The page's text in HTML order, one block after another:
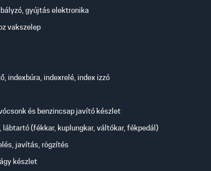
gyújtás elektronika
vakszelep
indexbúra, indexrelé, index izzó
és benzincsap javító készlet
lábtartó (fékkar, kuplungkar, váltókar, fékpedál)
javítás, rögzítés
készlet